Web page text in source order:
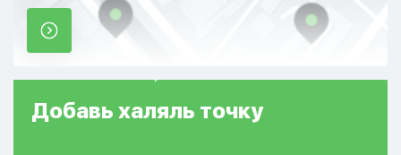
Добавь халяль точку